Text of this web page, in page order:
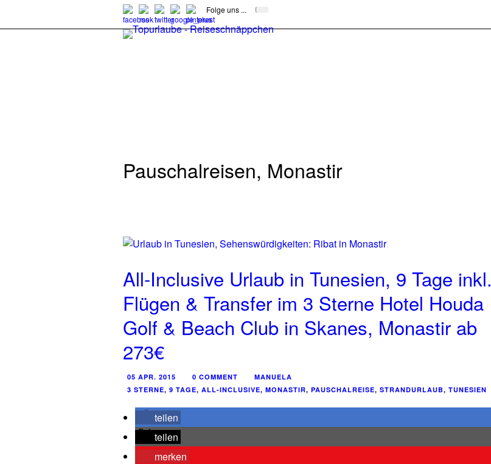
Folge uns ...
Pauschalreisen, Monastir
All-Inclusive Urlaub in Tunesien, 9 Tage inkl.
Flügen & Transfer im 3 Sterne Hotel Houda
Golf & Beach Club in Skanes, Monastir ab
273€
05 APR. 2015 0 COMMENT
MANUELA
3 STERNE, 9 TAGE, ALL-INCLUSIVE, MONASTIR, PAUSCHALREISE, STRANDURLAUB, TUNESIEN
teilen
teilen
merken